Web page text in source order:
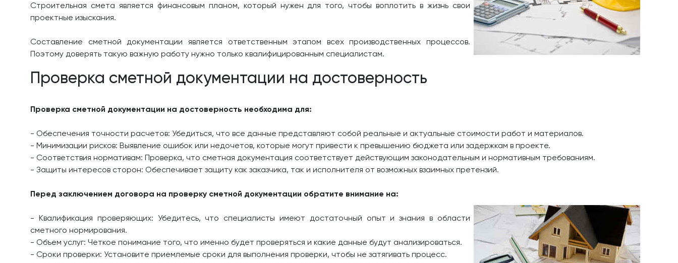
Строительная смета является финансовым планом, который нужен для того, чтобы воплотить в жизнь свои
проектные изыскания.
Составление сметной документации является ответственным этапом всех производственных процессов.
Поэтому доверять такую важную работу нужно только квалифицированным специалистам.
Проверка сметной документации на достоверность
Проверка сметной документации на достоверность необходима для:
- Обеспечения точности расчетов: Убедиться, что все данные представляют собой реальные и актуальные стоимости работ и материалов.
- Минимизации рисков: Выявление ошибок или недочетов, которые могут привести к превышению бюджета или задержкам в проекте.
- Соответствия нормативам: Проверка, что сметная документация соответствует действующим законодательным и нормативным требованиям.
- Защиты интересов сторон: Обеспечивает защиту как заказчика, так и исполнителя от возможных взаимных претензий.
Перед заключением договора на проверку сметной документации обратите внимание на:
- Квалификация проверяющих: Убедитесь, что специалисты имеют достаточный опыт и знания в области
сметного нормирования.
- Объем услуг: Четкое понимание того, что именно будет проверяться и какие данные будут анализироваться.
- Сроки проверки: Установите приемлемые сроки для выполнения проверки, чтобы не затягивать процесс.